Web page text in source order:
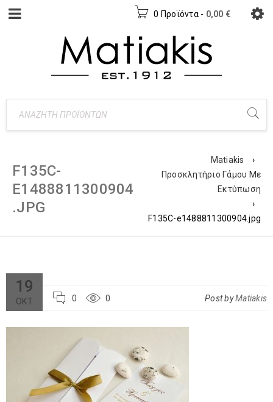
0 Προϊόντα - 0,00 €
F135C-
E1488811300904
.JPG
Matiakis
›
Προσκλητήριο Γάμου Με
Εκτύπωση
›
F135C-e1488811300904.jpg
19
ΟΚΤ 0 0 Post byMatiakis